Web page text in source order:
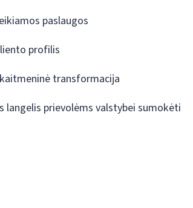
paslaugos
profilis
transformacija
langelis prievolėms valstybei sumokėti